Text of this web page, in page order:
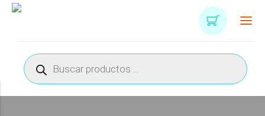
Búsqueda
de
productos